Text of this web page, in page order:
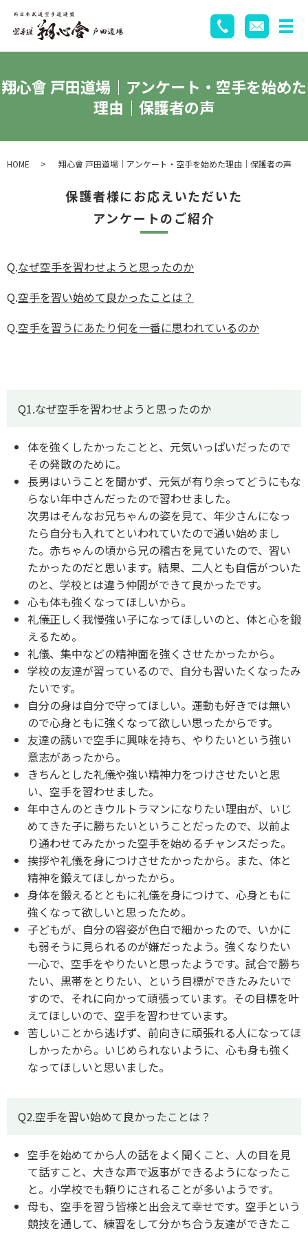
翔心會 戸田道場｜アンケート・空手を始めた
理由｜保護者の声
HOME 翔心會 戸田道場｜アンケート・空手を始めた理由｜保護者の声
保護者様にお応えいただいた
アンケートのご紹介
Q.なぜ空手を習わせようと思ったのか
Q.空手を習い始めて良かったことは？
Q.空手を習うにあたり何を一番に思われているのか
Q1.なぜ空手を習わせようと思ったのか
体を強くしたかったことと、元気いっぱいだったので
その発散のために。
長男はいうことを聞かず、元気が有り余ってどうにもな
らない年中さんだったので習わせました。
次男はそんなお兄ちゃんの姿を見て、年少さんになっ
たら自分も入れてといわれていたので通い始めまし
た。赤ちゃんの頃から兄の稽古を見ていたので、習い
たかったのだと思います。結果、二人とも自信がついた
のと、学校とは違う仲間ができて良かったです。
心も体も強くなってほしいから。
礼儀正しく我慢強い子になってほしいのと、体と心を鍛
えるため。
礼儀、集中などの精神面を強くさせたかったから。
学校の友達が習っているので、自分も習いたくなったみ
たいです。
自分の身は自分で守ってほしい。運動も好きでは無い
ので心身ともに強くなって欲しい思ったからです。
友達の誘いで空手に興味を持ち、やりたいという強い
意志があったから。
きちんとした礼儀や強い精神力をつけさせたいと思
い、空手を習わせました。
年中さんのときウルトラマンになりたい理由が、いじ
めてきた子に勝ちたいということだったので、以前よ
り通わせてみたかった空手を始めるチャンスだった。
挨拶や礼儀を身につけさせたかったから。また、体と
精神を鍛えてほしかったから。
身体を鍛えるとともに礼儀を身につけて、心身ともに
強くなって欲しいと思ったため。
子どもが、自分の容姿が色白で細かったので、いかに
も弱そうに見られるのが嫌だったよう。強くなりたい
一心で、空手をやりたいと思ったようです。試合で勝ち
たい、黒帯をとりたい、という目標ができたみたいで
すので、それに向かって頑張っています。その目標を叶
えてほしいので、空手を習わせています。
苦しいことから逃げず、前向きに頑張れる人になってほ
しかったから。いじめられないように、心も身も強く
なってほしいと思いました。
Q2.空手を習い始めて良かったことは？
空手を始めてから人の話をよく聞くこと、人の目を見
て話すこと、大きな声で返事ができるようになったこ
と。小学校でも頼りにされることが多いようです。
母も、空手を習う皆様と出会えて幸せです。空手という
競技を通して、練習をして分かち合う友達ができたこ